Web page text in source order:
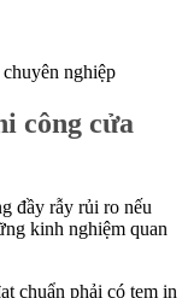
nghiệp
công cửa
đầy rẫy rủi ro nếu
kinh nghiệm quan
chuẩn phải có tem in